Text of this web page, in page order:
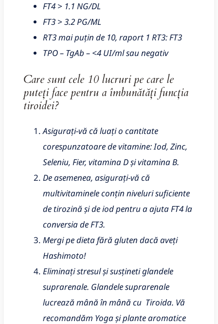
FT4 > 1.1 NG/DL
FT3 > 3.2 PG/ML
RT3 mai puțin de 10, raport 1 RT3: FT3
TPO – TgAb – <4 UI/ml sau negativ
Care sunt cele 10 lucruri pe care le
puteți face pentru a îmbunătăți funcția
tiroidei?
Asigurați-vă că luați o cantitate
corespunzatoare de vitamine: Iod, Zinc,
Seleniu, Fier, vitamina D și vitamina B.
De asemenea, asigurați-vă că
multivitaminele conțin niveluri suficiente
de tirozină și de iod pentru a ajuta FT4 la
conversia de FT3.
Mergi pe dieta fără gluten dacă aveți
Hashimoto!
Eliminați stresul și susțineti glandele
suprarenale. Glandele suprarenale
lucrează mână în mână cu Tiroida. Vă
recomandăm Yoga și plante aromatice